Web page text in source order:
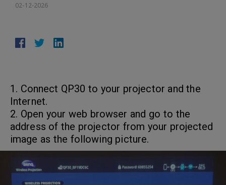
02-12-2026
1. Connect QP30 to your projector and the
Internet.
2. Open your web browser and go to the
address of the projector from your projected
image as the following picture.